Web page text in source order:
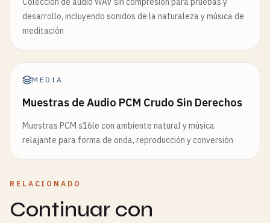
desarrollo, incluyendo sonidos de la naturaleza y música de
meditación
MEDIA
Muestras de Audio PCM Crudo Sin Derechos
Muestras PCM s16le con ambiente natural y música
relajante para forma de onda, reproducción y conversión
RELACIONADO
Continuar con